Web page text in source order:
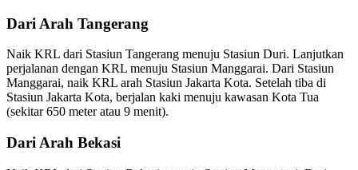
Dari Arah Tangerang
Naik KRL dari Stasiun Tangerang menuju Stasiun Duri. Lanjutkan
perjalanan dengan KRL menuju Stasiun Manggarai. Dari Stasiun
Manggarai, naik KRL arah Stasiun Jakarta Kota. Setelah tiba di
Stasiun Jakarta Kota, berjalan kaki menuju kawasan Kota Tua
(sekitar 650 meter atau 9 menit).
Dari Arah Bekasi